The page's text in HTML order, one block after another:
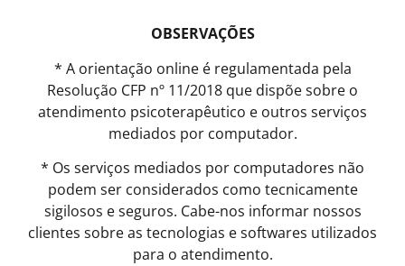
OBSERVAÇÕES
* A orientação online é regulamentada pela
Resolução CFP nº 11/2018 que dispõe sobre o
atendimento psicoterapêutico e outros serviços
mediados por computador.
* Os serviços mediados por computadores não
podem ser considerados como tecnicamente
sigilosos e seguros. Cabe-nos informar nossos
clientes sobre as tecnologias e softwares utilizados
para o atendimento.